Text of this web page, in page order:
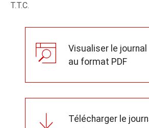
T.T.C.
Visualiser le journal
au format PDF
Télécharger le